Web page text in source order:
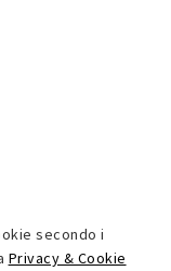
secondo i
Privacy & Cookie